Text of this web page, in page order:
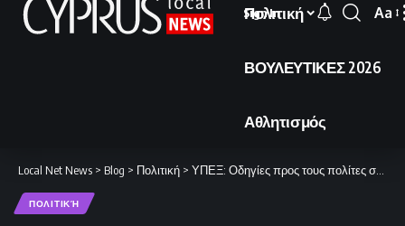
Πολιτική
ΒΟΥΛΕΥΤΙΚΕΣ 2026
Αθλητισμός
Sign In
Font
Aa
Local Net News > Blog > Πολιτική > ΥΠΕΞ: Οδηγίες προς τους πολίτες στη Μέση Ανατολή – Εγγραφή στο Connect2CY και τηλέφωνα έκτακτης ανάγκης.
ΠΟΛΙΤΙΚΉ